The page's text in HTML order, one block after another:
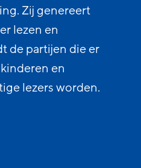
Zij genereert
lezen en
de partijen die er
en
lezers worden.